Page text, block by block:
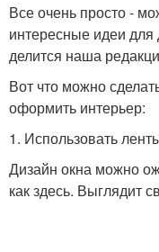
Все очень просто -
интересные идеи
делится наша
Вот что можно
оформить интерьер:
1. Использовать
Дизайн окна можно
как здесь. Выглядит